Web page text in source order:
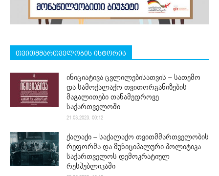
თვითმმართველობის ისტორია
ინიციატივა ცვლილებისათვის – სათემო
და სამოქალაქო თვითორგანიზების
მაგალითები თანამედროვე
საქართველოში
21.03.2023. 00:12
ქალაქი – საქალაქო თვითმმართველობის
რეფორმა და მუნიციპალური პოლიტიკა
საქართველოს დემოკრატიულ
რესპუბლიკაში